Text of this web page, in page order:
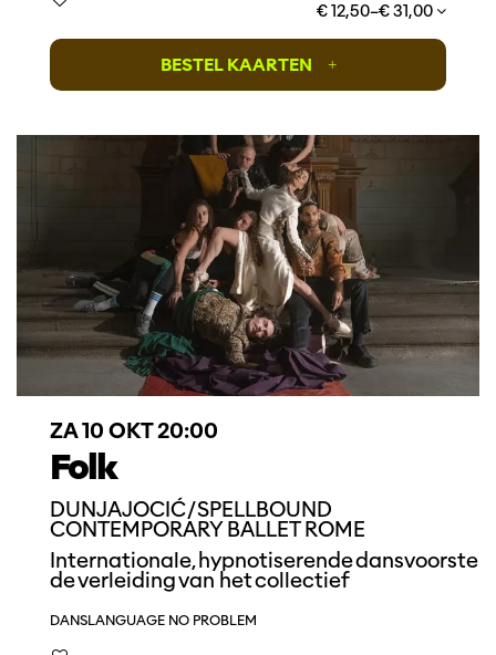
€ 12,50–€ 31,00
BESTEL KAARTEN +
Folk
DUNJA JOCIĆ / SPELLBOUND
CONTEMPORARY BALLET ROME
ZA 10 OKT20:00
Internationale, hypnotiserende
de verleiding van het collectief
DANSLANGUAGE NO PROBLEM